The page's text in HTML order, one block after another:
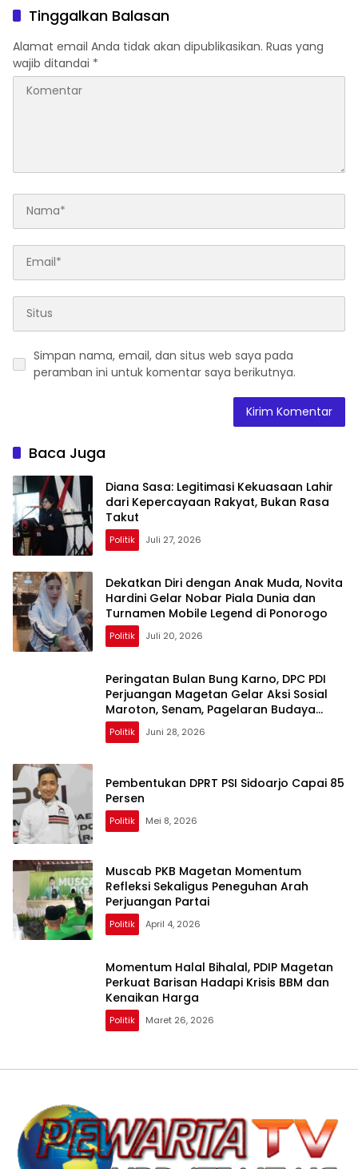
Tinggalkan Balasan
Alamat email Anda tidak akan dipublikasikan. Ruas yang
wajib ditandai *
Simpan nama, email, dan situs web saya pada
peramban ini untuk komentar saya berikutnya.
Baca Juga
Diana Sasa: Legitimasi Kekuasaan Lahir
dari Kepercayaan Rakyat, Bukan Rasa
Takut
Politik Juli 27, 2026
Dekatkan Diri dengan Anak Muda, Novita
Hardini Gelar Nobar Piala Dunia dan
Turnamen Mobile Legend di Ponorogo
Politik Juli 20, 2026
Peringatan Bulan Bung Karno, DPC PDI
Perjuangan Magetan Gelar Aksi Sosial
Maroton, Senam, Pagelaran Budaya
Hingga Diskusi
Politik Juni 28, 2026
Pembentukan DPRT PSI Sidoarjo Capai 85
Persen
Politik Mei 8, 2026
Muscab PKB Magetan Momentum
Refleksi Sekaligus Peneguhan Arah
Perjuangan Partai
Politik April 4, 2026
Momentum Halal Bihalal, PDIP Magetan
Perkuat Barisan Hadapi Krisis BBM dan
Kenaikan Harga
Politik Maret 26, 2026